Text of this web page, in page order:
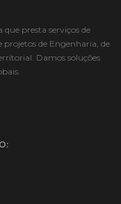
presta serviços de
projetos de Engenharia, de
Damos soluções